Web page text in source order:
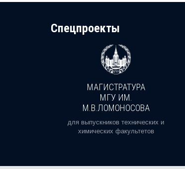
Cпецпроекты
МАГИСТРАТУРА
МГУ ИМ.
М.В.ЛОМОНОСОВА
для выпускников технических и
химических факультетов